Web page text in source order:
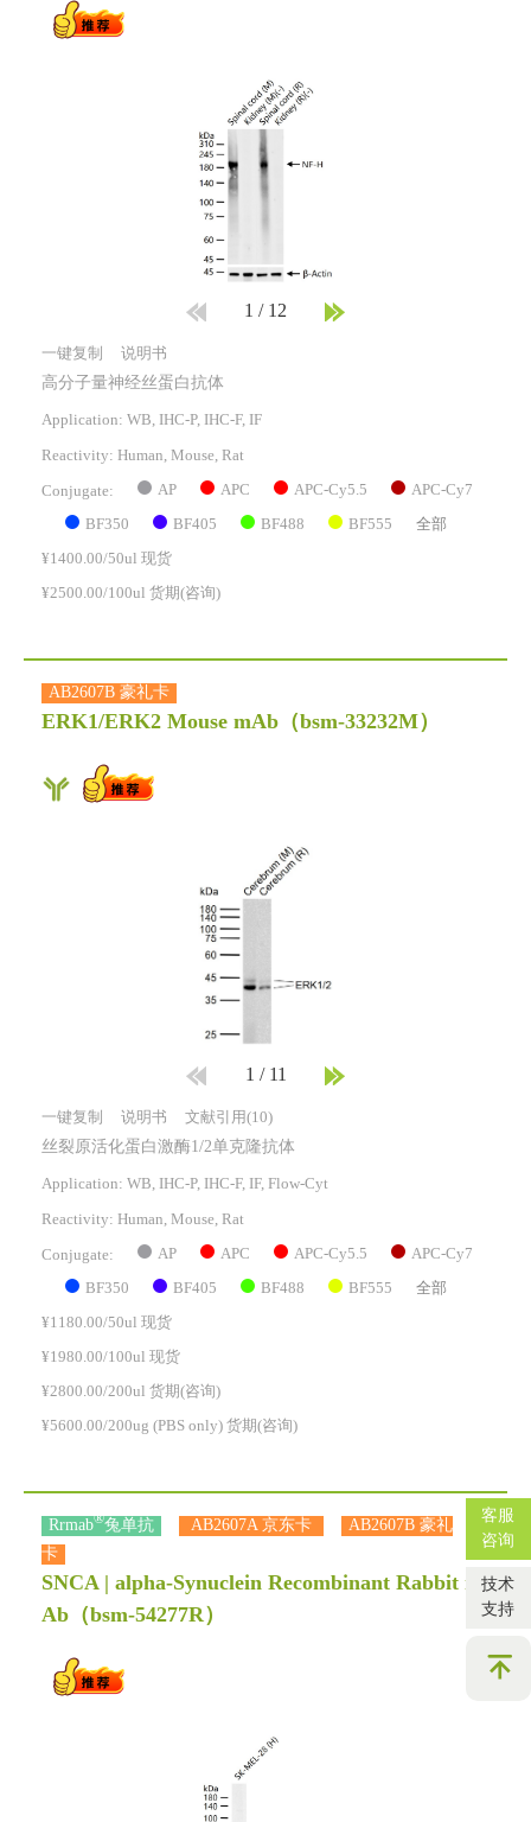
1 / 12
一键复制 说明书
高分子量神经丝蛋白抗体
Application: WB, IHC-P, IHC-F, IF
Reactivity: Human, Mouse, Rat
Conjugate: AP APC APC-Cy5.5 APC-Cy7
BF350 BF405 BF488 BF555 全部
¥1400.00/50ul 现货
¥2500.00/100ul 货期(咨询)
AB2607B 豪礼卡
ERK1/ERK2 Mouse mAb （bsm-33232M）
1 / 11
一键复制 说明书 文献引用(10)
丝裂原活化蛋白激酶1/2单克隆抗体
Application: WB, IHC-P, IHC-F, IF, Flow-Cyt
Reactivity: Human, Mouse, Rat
Conjugate: AP APC APC-Cy5.5 APC-Cy7
BF350 BF405 BF488 BF555 全部
¥1180.00/50ul 现货
¥1980.00/100ul 现货
¥2800.00/200ul 货期(咨询)
¥5600.00/200ug (PBS only) 货期(咨询)
Rrmab®兔单抗 AB2607A 京东卡
AB2607B 豪礼
卡
SNCA | alpha-Synuclein Recombinant Rabbit m
Ab （bsm-54277R）
客服
咨询
技术
支持